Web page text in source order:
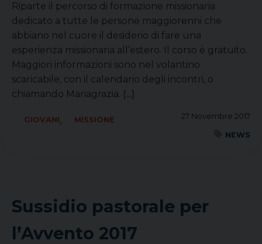
Riparte il percorso di formazione missionaria
dedicato a tutte le persone maggiorenni che
abbiano nel cuore il desiderio di fare una
esperienza missionaria all’estero. Il corso è gratuito.
Maggiori informazioni sono nel volantino
scaricabile, con il calendario degli incontri, o
chiamando Mariagrazia. [...]
27 Novembre 2017
GIOVANI,
MISSIONE
NEWS
Sussidio pastorale per
l’Avvento 2017